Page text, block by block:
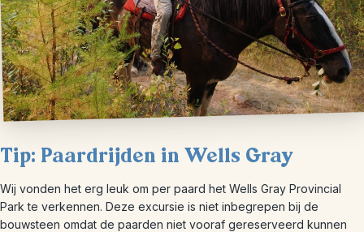
Tip: Paardrijden in Wells Gray
Wij vonden het erg leuk om per paard het Wells Gray Provincial
Park te verkennen. Deze excursie is niet inbegrepen bij de
bouwsteen omdat de paarden niet vooraf gereserveerd kunnen